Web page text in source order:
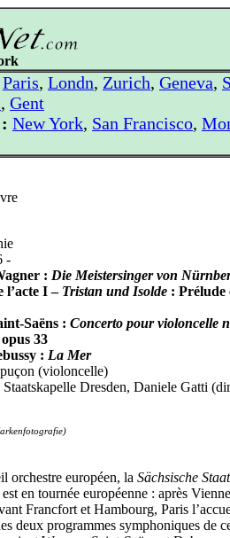
Paris, Londn, Zurich, Geneva,
, Gent
New York, San Francisco,
-
: Die Meistersinger von
l’acte I – Tristan und Isolde :
Saëns : Concerto pour violoncelle
33
: La Mer
(violoncelle)
Staatskapelle Dresden, Daniele Gatti
orchestre européen, la Sächsische
en tournée européenne : après
Francfort et Hambourg, Paris
deux programmes symphoniques de